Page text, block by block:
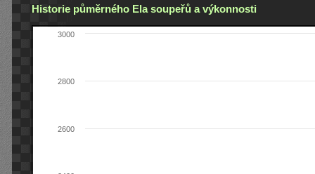
Historie půměrného Ela soupeřů a výkonnosti
2600
2800
3000